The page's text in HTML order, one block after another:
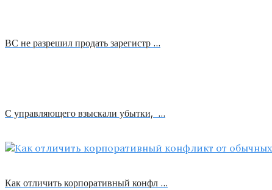
ВС не разрешил продать зарегистр …
С управляющего взыскали убытки, …
Как отличить корпоративный конфл …